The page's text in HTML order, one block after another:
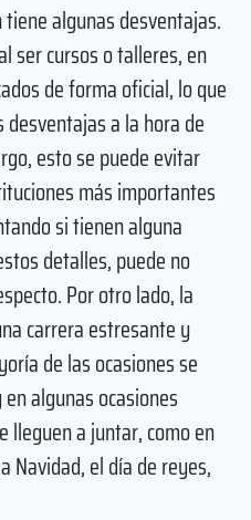
algunas desventajas.
ser cursos o talleres, en
de forma oficial, lo que
a la hora de
esto se puede evitar
más importantes
si tienen alguna
detalles, puede no
Por otro lado, la
carrera estresante y
de las ocasiones se
algunas ocasiones
lleguen a juntar, como en
Navidad, el día de reyes,